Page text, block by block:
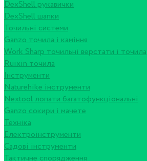
DexShell рукавички
DexShell шапки
Точильні системи
Ganzo точила і каміння
Work Sharp точильні верстати і точила
Ruixin точила
Інструменти
Naturehike інструменти
Nextool лопати багатофункціональні
Ganzo сокири і мачете
Техніка
Електроінструменти
Садові інструменти
Тактичне спорядження